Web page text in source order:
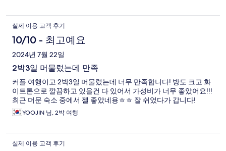
실제 이용 고객 후기
10/10 - 최고예요
2024년 7월 22일
2박3일 머물렀는데 만족
커플 여행이고 2박3일 머물렀는데 너무 만족합니다! 방도 크고 화
이트톤으로 깔끔하고 있을건 다 있어서 가성비가 너무 좋았어요!!!
최근 머문 숙소 중에서 젤 좋았네용ㅎㅎ 잘 쉬었다가 갑니다!
YOOJIN 님, 2박 여행
실제 이용 고객 후기